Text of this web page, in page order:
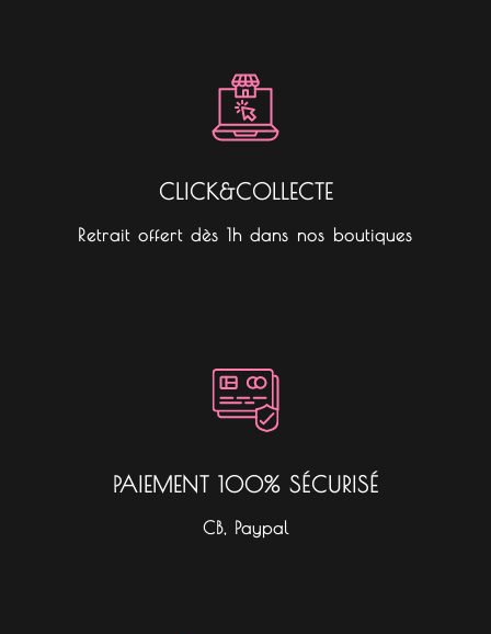
CLICK&COLLECTE
Retrait offert dès 1h dans nos boutiques
PAIEMENT 100% SÉCURISÉ
CB, Paypal